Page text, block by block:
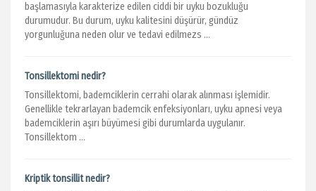
başlamasıyla karakterize edilen ciddi bir uyku bozukluğu
durumudur. Bu durum, uyku kalitesini düşürür, gündüz
yorgunluğuna neden olur ve tedavi edilmezs ...
Tonsillektomi nedir?
Tonsillektomi, bademciklerin cerrahi olarak alınması işlemidir.
Genellikle tekrarlayan bademcik enfeksiyonları, uyku apnesi veya
bademciklerin aşırı büyümesi gibi durumlarda uygulanır.
Tonsillektom ...
Kriptik tonsillit nedir?